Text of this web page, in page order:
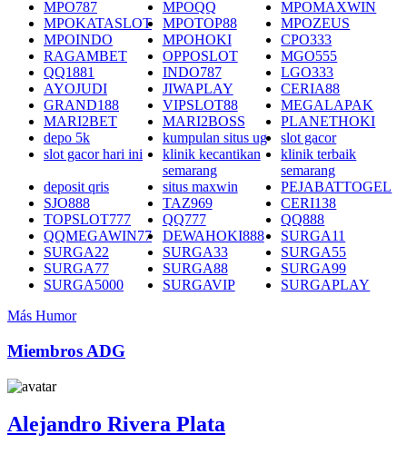
MPO787
MPOQQ
MPOMAXWIN
MPOKATASLOT
MPOTOP88
MPOZEUS
MPOINDO
MPOHOKI
CPO333
RAGAMBET
OPPOSLOT
MGO555
QQ1881
INDO787
LGO333
AYOJUDI
JIWAPLAY
CERIA88
GRAND188
VIPSLOT88
MEGALAPAK
MARI2BET
MARI2BOSS
PLANETHOKI
depo 5k
kumpulan situs ug
slot gacor
slot gacor hari ini
klinik kecantikan
semarang
klinik terbaik
semarang
deposit qris
situs maxwin
PEJABATTOGEL
SJO888
TAZ969
CERI138
TOPSLOT777
QQ777
QQ888
QQMEGAWIN77
DEWAHOKI888
SURGA11
SURGA22
SURGA33
SURGA55
SURGA77
SURGA88
SURGA99
SURGA5000
SURGAVIP
SURGAPLAY
Más Humor
Miembros ADG
Alejandro Rivera Plata